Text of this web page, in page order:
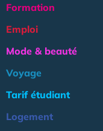
Formation
Emploi
Mode & beauté
Voyage
Tarif étudiant
Logement